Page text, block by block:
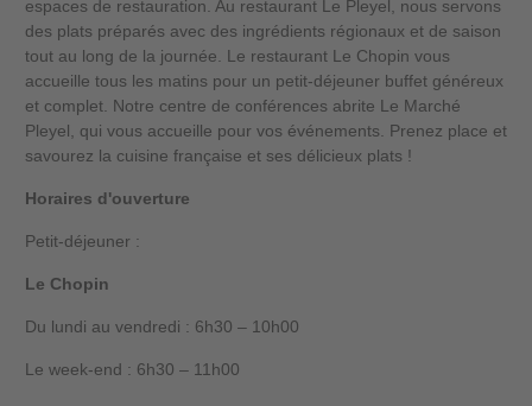
espaces de restauration. Au restaurant Le Pleyel, nous servons
des plats préparés avec des ingrédients régionaux et de saison
tout au long de la journée. Le restaurant Le Chopin vous
accueille tous les matins pour un petit-déjeuner buffet généreux
et complet. Notre centre de conférences abrite Le Marché
Pleyel, qui vous accueille pour vos événements. Prenez place et
savourez la cuisine française et ses délicieux plats !
Horaires d'ouverture
Petit-déjeuner :
Le Chopin
Du lundi au vendredi : 6h30 – 10h00
Le week-end : 6h30 – 11h00